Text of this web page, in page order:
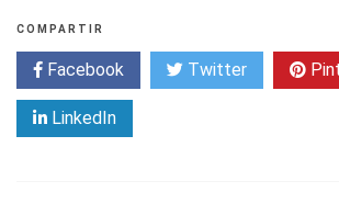
COMPARTIR
Facebook Twitter
LinkedIn